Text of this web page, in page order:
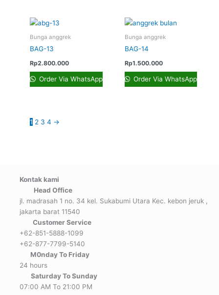
Bunga anggrek
BAG-13
Rp2.800.000
Order Via WhatsApp
Bunga anggrek
BAG-14
Rp1.500.000
Order Via WhatsApp
1 2 3 4 →
Kontak kami
Head Office
jl. madrasah 1 no. 34 kel. Sukabumi Utara Kec. kebon jeruk ,
jakarta barat 11540
Customer Service
+62-851-5888-1099
+62-877-7799-5140
M0nday To Friday
24 hours
Saturday To Sunday
07:00 AM To 21:00 PM